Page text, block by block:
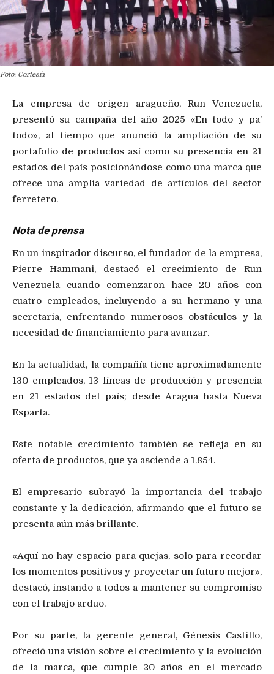
Foto: Cortesía
La empresa de origen aragueño, Run Venezuela,
presentó su campaña del año 2025 «En todo y pa’
todo», al tiempo que anunció la ampliación de su
portafolio de productos así como su presencia en 21
estados del país posicionándose como una marca que
ofrece una amplia variedad de artículos del sector
ferretero.
Nota de prensa
En un inspirador discurso, el fundador de la empresa,
Pierre Hammani, destacó el crecimiento de Run
Venezuela cuando comenzaron hace 20 años con
cuatro empleados, incluyendo a su hermano y una
secretaria, enfrentando numerosos obstáculos y la
necesidad de financiamiento para avanzar.
En la actualidad, la compañía tiene aproximadamente
130 empleados, 13 líneas de producción y presencia
en 21 estados del país; desde Aragua hasta Nueva
Esparta.
Este notable crecimiento también se refleja en su
oferta de productos, que ya asciende a 1.854.
El empresario subrayó la importancia del trabajo
constante y la dedicación, afirmando que el futuro se
presenta aún más brillante.
«Aquí no hay espacio para quejas, solo para recordar
los momentos positivos y proyectar un futuro mejor»,
destacó, instando a todos a mantener su compromiso
con el trabajo arduo.
Por su parte, la gerente general, Génesis Castillo,
ofreció una visión sobre el crecimiento y la evolución
de la marca, que cumple 20 años en el mercado